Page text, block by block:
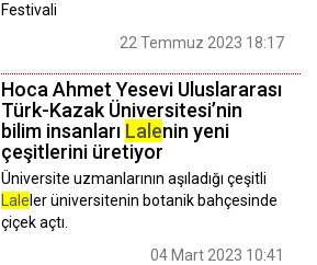
Festivali
22 Temmuz 2023 18:17
Hoca Ahmet Yesevi Uluslararası
Türk-Kazak Üniversitesi’nin
bilim insanları Lalenin yeni
çeşitlerini üretiyor
Üniversite uzmanlarının aşıladığı çeşitli
Lale ler üniversitenin botanik bahçesinde
çiçek açtı.
04 Mart 2023 10:41